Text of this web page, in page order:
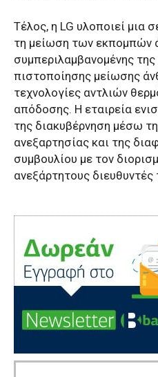
Τέλος, η LG υλοποιεί μια
τη μείωση των εκπομπών
συμπεριλαμβανομένης της
πιστοποίησης μείωσης
τεχνολογίες αντλιών
απόδοσης. Η εταιρεία
της διακυβέρνηση μέσω
ανεξαρτησίας και της
συμβουλίου με τον
ανεξάρτητους διευθυντές